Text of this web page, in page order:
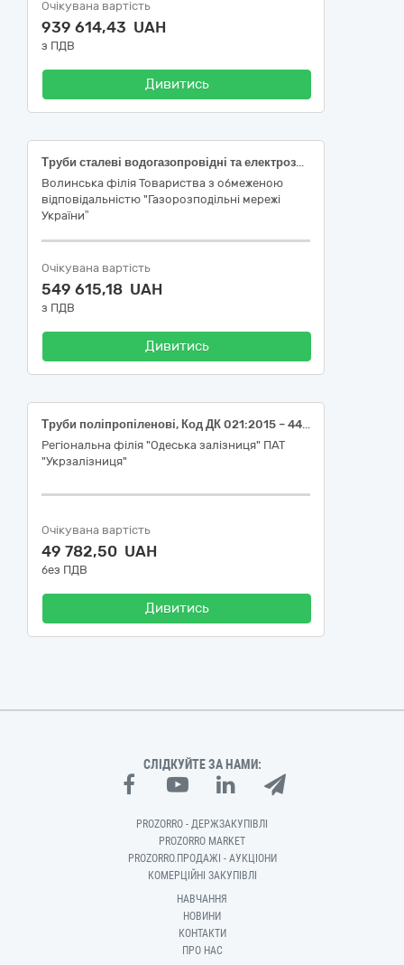
Очікувана вартість
939 614,43 UAH
з ПДВ
Дивитись
Труби сталеві водогазопровідні та електрозварні 44160000-9 Магістралі, трубопроводи, труби, обсадні труби, тюбінги та супутні вироби
Волинська філія Товариства з обмеженою
відповідальністю "Газорозподільні мережі
України”
Очікувана вартість
549 615,18 UAH
з ПДВ
Дивитись
Труби поліпропіленові, Код ДК 021:2015 – 44160000-9 Магістралі, трубопроводи, труби, обсадні труби, тюбінги та супутні вироби
Регіональна філія "Одеська залізниця" ПАТ
"Укрзалізниця"
Очікувана вартість
49 782,50 UAH
без ПДВ
Дивитись
СЛІДКУЙТЕ ЗА НАМИ:
PROZORRO - ДЕРЖЗАКУПІВЛІ
PROZORRO MARKET
PROZORRO.ПРОДАЖІ - АУКЦІОНИ
КОМЕРЦІЙНІ ЗАКУПІВЛІ
НАВЧАННЯ
НОВИНИ
КОНТАКТИ
ПРО НАС